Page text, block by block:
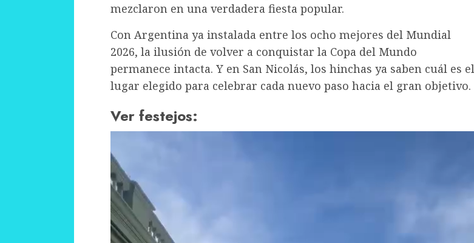
mezclaron en una verdadera fiesta popular.
Con Argentina ya instalada entre los ocho mejores del Mundial
2026, la ilusión de volver a conquistar la Copa del Mundo
permanece intacta. Y en San Nicolás, los hinchas ya saben cuál es el
lugar elegido para celebrar cada nuevo paso hacia el gran objetivo.
Ver festejos: